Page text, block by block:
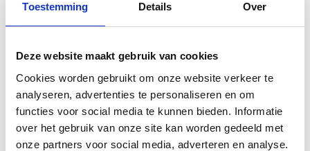
Toestemming Details Over
Deze website maakt gebruik van cookies
Cookies worden gebruikt om onze website verkeer te
analyseren, advertenties te personaliseren en om
functies voor social media te kunnen bieden. Informatie
over het gebruik van onze site kan worden gedeeld met
onze partners voor social media, adverteren en analyse.
ook eenvoudig
klein onderhoud
zelf uitvoeren door
uw systeem metprobioticatussendoor te reinigen.
G4 Kwaliteit voor een G3 prijs
f'air G3 filters hebben een afvangst van 92%. De
afvangtst van G3 filters volgens de gestelde
EN779 normering moet tussen de 80% en 90%
zijn. Dat betekent concreet dat f'air G3 filters een